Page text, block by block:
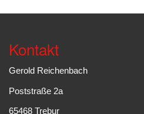
Kontakt
Gerold Reichenbach
Poststraße 2a
65468 Trebur